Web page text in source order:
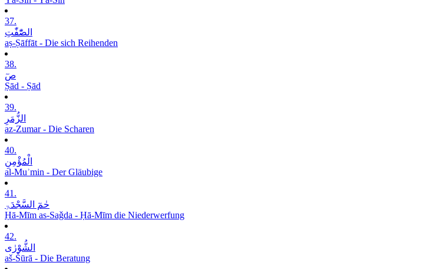
37.
الصّٰٓفّٰتِ
aṣ-Ṣāffāt - Die sich Reihenden
38.
صٓ
Ṣād - Ṣād
39.
الزُّمَرِ
az-Zumar - Die Scharen
40.
الْمُؤْمِنِ
al-Muʾmin - Der Gläubige
41.
حٰمٓ السَّجْدَۃِ
Ḥā-Mīm as-Saǧda - Ḥā-Mīm die Niederwerfung
42.
الشُّوْرٰی
aš-Šūrā - Die Beratung